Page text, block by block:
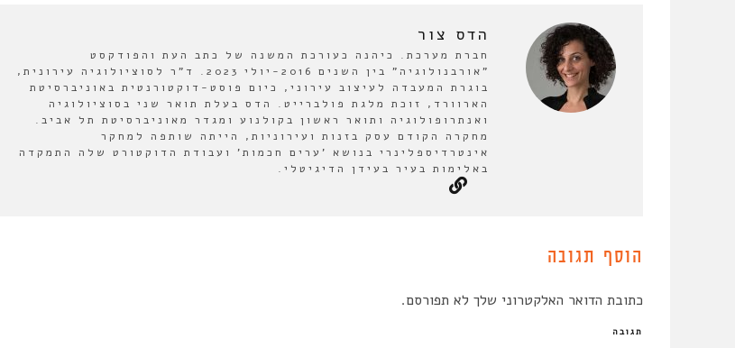
הדס צור
חברת מערכת. כיהנה כעורכת המשנה של כתב העת והפודקסט
"אורבנולוגיה" בין השנים 2016-יולי 2023. ד"ר לסוציולוגיה עירונית,
בוגרת המעבדה לעיצוב עירוני, כיום פוסט-דוקטורנטית באוניברסיטת
הארוורד, זוכת מלגת פולברייט. הדס בעלת תואר שני בסוציולוגיה
ואנתרופולוגיה ותואר ראשון בקולנוע ומגדר מאוניברסיטת תל אביב.
מחקרה הקודם עסק בזנות ועירוניות, הייתה שותפה למחקר
אינטרדיספלינרי בנושא 'ערים חכמות' ועבודת הדוקטורט שלה התמקדה
באלימות בעיר בעידן הדיגיטלי.
הוסף תגובה
כתובת הדואר האלקטרוני שלך לא תפורסם.
תגובה